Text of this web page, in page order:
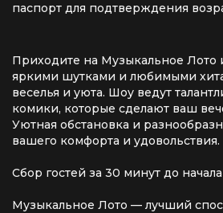
паспорт для подтверждения
Приходите на Музыкальное Лото
яркими шутками и любимыми
веселья и уюта. Шоу ведут
комики, которые сделают ваш
Уютная обстановка и
вашего комфорта и удовольствия.
Сбор гостей за 30 минут до
Музыкальное Лото — лучший